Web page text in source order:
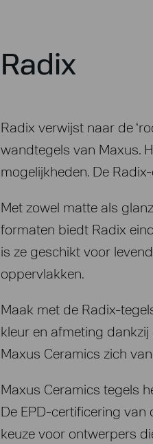
Radix
Radix verwijst naar de
wandtegels van Maxus.
mogelijkheden. De
Met zowel matte als
formaten biedt Radix
is ze geschikt voor
oppervlakken.
Maak met de Radix-
kleur en afmeting
Maxus Ceramics zich
Maxus Ceramics tegels
De EPD-certificering
keuze voor ontwerpers